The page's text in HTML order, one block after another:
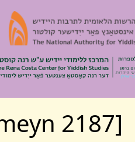
[Algemeyn 2187] ניגון לשבת ויום טוב